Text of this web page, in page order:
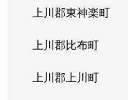
上川郡東神楽町
上川郡比布町
上川郡上川町